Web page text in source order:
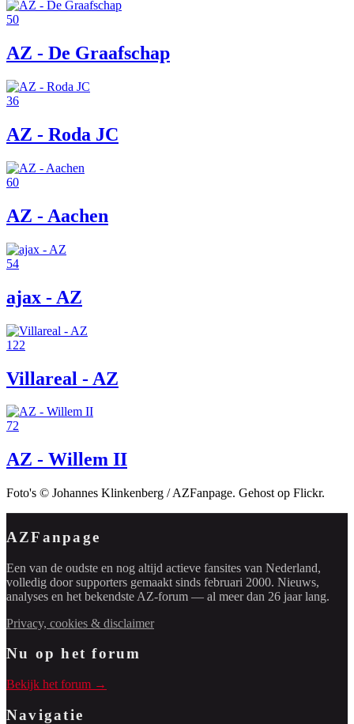
50
AZ - De Graafschap
36
AZ - Roda JC
60
AZ - Aachen
54
ajax - AZ
122
Villareal - AZ
72
AZ - Willem II
Foto's © Johannes Klinkenberg / AZFanpage. Gehost op Flickr.
AZFanpage
Een van de oudste en nog altijd actieve fansites van Nederland,
volledig door supporters gemaakt sinds februari 2000. Nieuws,
analyses en het bekendste AZ-forum — al meer dan 26 jaar lang.
Privacy, cookies & disclaimer
Nu op het forum
Bekijk het forum →
Navigatie